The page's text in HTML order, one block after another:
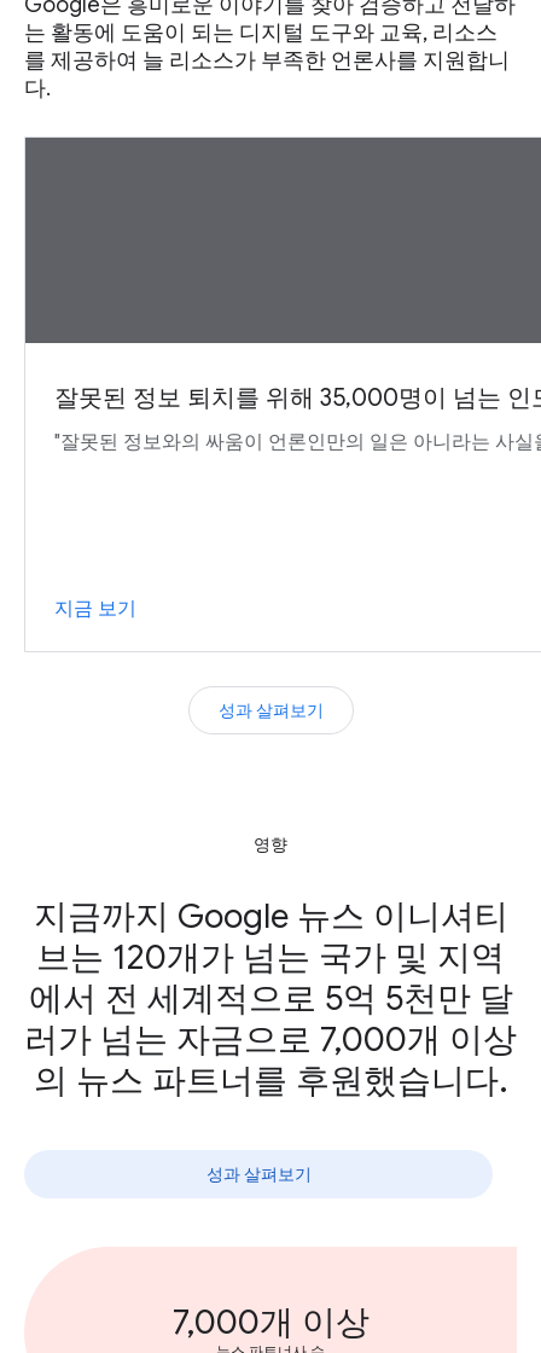
Google은 흥미로운 이야기를 찾아 검증하고 전달하
는 활동에 도움이 되는 디지털 도구와 교육, 리소스
를 제공하여 늘 리소스가 부족한 언론사를 지원합니
다.
잘못된 정보 퇴치를 위해 35,000명이 넘는
"잘못된 정보와의 싸움이 언론인만의 일은 아니라는 사
지금 보기
성과 살펴보기
영향
지금까지 Google 뉴스 이니셔티
브는 120개가 넘는 국가 및 지역
에서 전 세계적으로 5억 5천만 달
러가 넘는 자금으로 7,000개 이상
의 뉴스 파트너를 후원했습니다.
성과 살펴보기
7,000개 이상